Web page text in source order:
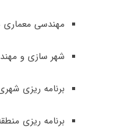
مهندسی معماری
شهر سازی و
برنامه ریزی
برنامه ریزی